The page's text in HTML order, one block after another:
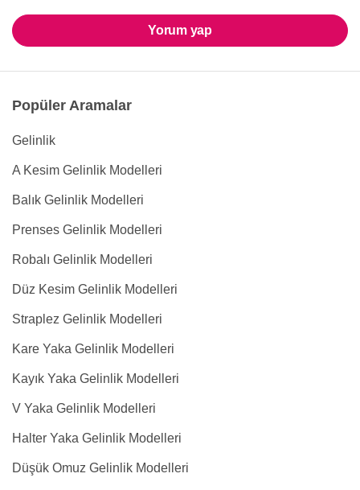
Yorum yap
Popüler Aramalar
Gelinlik
A Kesim Gelinlik Modelleri
Balık Gelinlik Modelleri
Prenses Gelinlik Modelleri
Robalı Gelinlik Modelleri
Düz Kesim Gelinlik Modelleri
Straplez Gelinlik Modelleri
Kare Yaka Gelinlik Modelleri
Kayık Yaka Gelinlik Modelleri
V Yaka Gelinlik Modelleri
Halter Yaka Gelinlik Modelleri
Düşük Omuz Gelinlik Modelleri